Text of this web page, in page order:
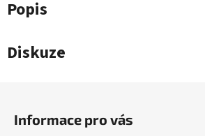
Popis
Diskuze
Informace pro vás